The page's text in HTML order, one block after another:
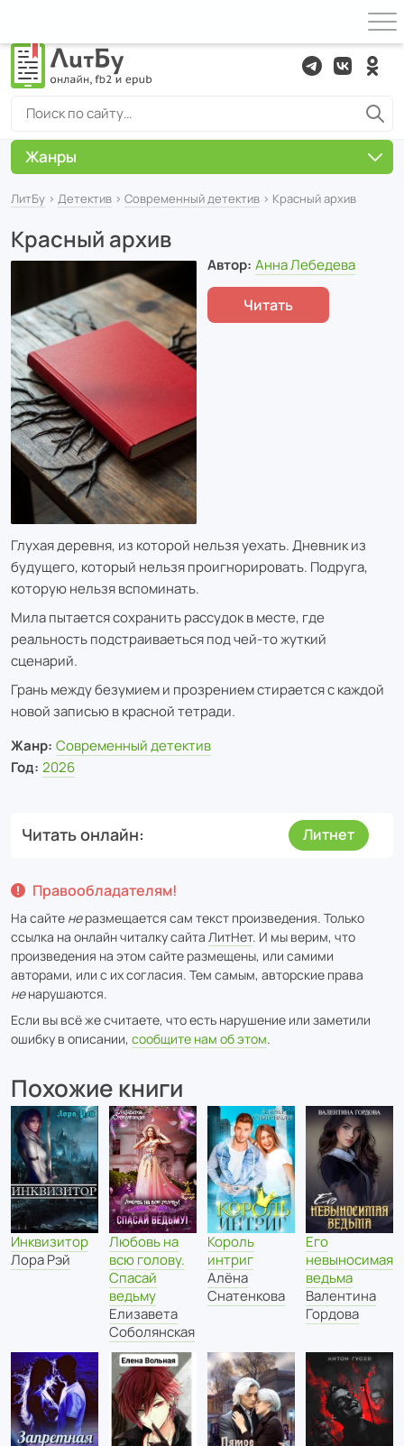
ЛитБу › Детектив › Современный детектив › Красный архив
Красный архив
Автор: Анна Лебедева
Читать
Глухая деревня, из которой нельзя уехать. Дневник из
будущего, который нельзя проигнорировать. Подруга,
которую нельзя вспоминать.
Мила пытается сохранить рассудок в месте, где
реальность подстраиваеться под чей-то жуткий
сценарий.
Грань между безумием и прозрением стирается с каждой
новой записью в красной тетради.
Жанр: Современный детектив
Год: 2026
Читать онлайн Литнет
Правообладателям!
На сайте неразмещается сам текст произведения. Только
ссылка на онлайн читалку сайта ЛитНет. И мы верим, что
произведения на этом сайте размещены, или самими
авторами, или с их согласия. Тем самым, авторские права
ненарушаются.
Если вы всё же считаете, что есть нарушение или заметили
ошибку в описании, сообщите нам об этом.
Похожие книги
Инквизитор
Лора Рэй
Любовь на
всю голову.
Спасай
ведьму
Елизавета
Соболянская
Король
интриг
Алёна
Снатенкова
Его
невыносимая
ведьма
Валентина
Гордова
Жанры